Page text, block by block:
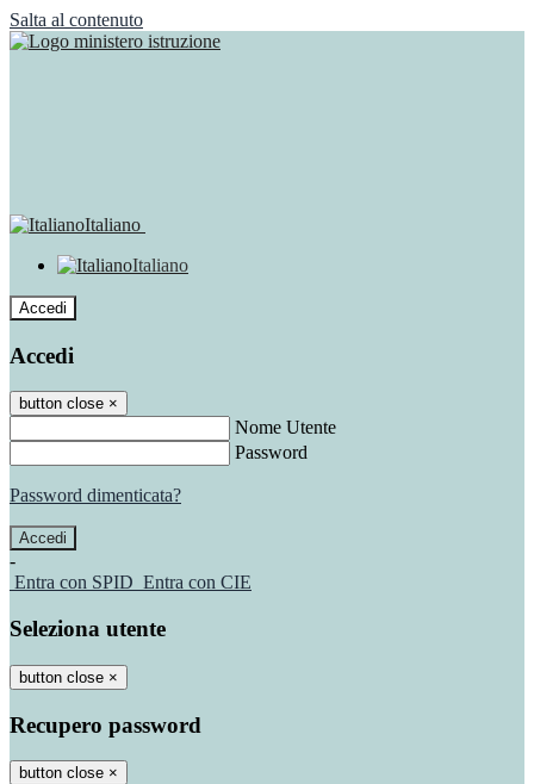
Salta al contenuto
Italiano
Italiano
Accedi
Accedi
button close ×
Nome Utente
Password
Password dimenticata?
-
Entra con SPID Entra con CIE
Seleziona utente
button close ×
Recupero password
button close ×